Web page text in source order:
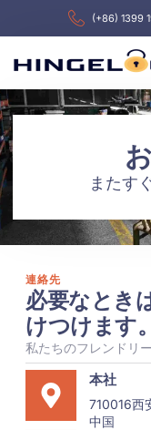
(+86) 1399
またす
連絡先
必要なとき
けつけます。
私たちのフレンドリ
本社
710016西
中国